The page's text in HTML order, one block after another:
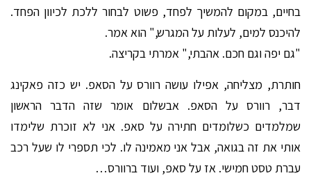
בחיים, במקום להמשיך לפחד, פשוט לבחור ללכת לכיוון הפחד.
להיכנס למים, לעלות על המגרש," הוא אמר.
"גם יפה וגם חכם. אהבתי," אמרתי בקריצה.
חותרת, מצליחה, אפילו עושה רוורס על הסאפ. יש כזה פאקינג
דבר, רוורס על הסאפ. אבשלום אומר שזה הדבר הראשון
שמלמדים כשלומדים חתירה על סאפ. אני לא זוכרת שלימדו
אותי את זה בגואה, אבל אני מאמינה לו. לכי תספרי לו שעל רכב
עברת טסט חמישי. אז על סאפ, ועוד ברוורס…